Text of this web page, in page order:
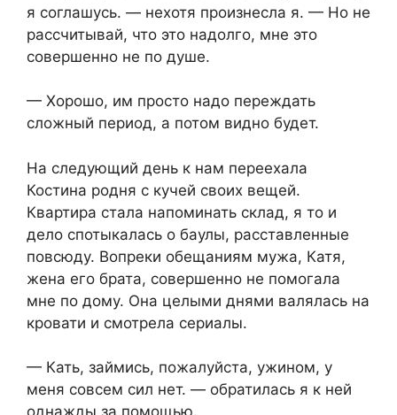
я соглашусь. — нехотя произнесла я. — Но не
рассчитывай, что это надолго, мне это
совершенно не по душе.
— Хорошо, им просто надо переждать
сложный период, а потом видно будет.
На следующий день к нам переехала
Костина родня с кучей своих вещей.
Квартира стала напоминать склад, я то и
дело спотыкалась о баулы, расставленные
повсюду. Вопреки обещаниям мужа, Катя,
жена его брата, совершенно не помогала
мне по дому. Она целыми днями валялась на
кровати и смотрела сериалы.
— Кать, займись, пожалуйста, ужином, у
меня совсем сил нет. — обратилась я к ней